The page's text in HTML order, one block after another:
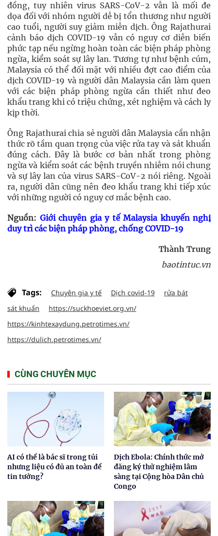
đồng, tuy nhiên virus SARS-CoV-2 vẫn là mối đe
dọa đối với nhóm người dễ bị tổn thương như người
cao tuổi, người suy giảm miễn dịch. Ông Rajathurai
cảnh báo dịch COVID-19 vẫn có nguy cơ diễn biến
phức tạp nếu ngừng hoàn toàn các biện pháp phòng
ngừa, kiểm soát sự lây lan. Tương tự như bệnh cúm,
Malaysia có thể đối mặt với nhiều đợt cao điểm của
dịch COVID-19 và người dân Malaysia cần làm quen
với các biện pháp phòng ngừa cần thiết như đeo
khẩu trang khi có triệu chứng, xét nghiệm và cách ly
kịp thời.
Ông Rajathurai chia sẻ người dân Malaysia cần nhận
thức rõ tầm quan trọng của việc rửa tay và sát khuẩn
đúng cách. Đây là bước cơ bản nhất trong phòng
ngừa và kiểm soát các bệnh truyền nhiễm nói chung
và sự lây lan của virus SARS-CoV-2 nói riêng. Ngoài
ra, người dân cũng nên đeo khẩu trang khi tiếp xúc
với những người có nguy cơ mắc bệnh cao.
Nguồn: Giới chuyên gia y tế Malaysia khuyến nghị
duy trì các biện pháp phòng, chống COVID-19
Thành Trung
baotintuc.vn
Tags: Chuyên gia y tế Dịch covid-19
rửa bát
sát khuẩn
https://suckhoeviet.org.vn/
https://kinhtexaydung.petrotimes.vn/
https://dulich.petrotimes.vn/
CÙNG CHUYÊN MỤC
AI có thể là bác sĩ trong túi
nhưng liệu có đủ an toàn để
tin tưởng?
Dịch Ebola: Chính thức mở
đăng ký thử nghiệm lâm
sàng tại Cộng hòa Dân chủ
Congo